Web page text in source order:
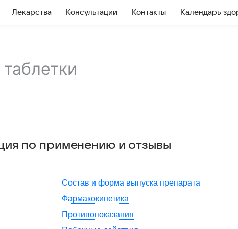
Лекарства Консультации Контакты Календарь
таблетки
по применению и отзывы
Состав и форма выпуска препарата
Фармакокинетика
Противопоказания